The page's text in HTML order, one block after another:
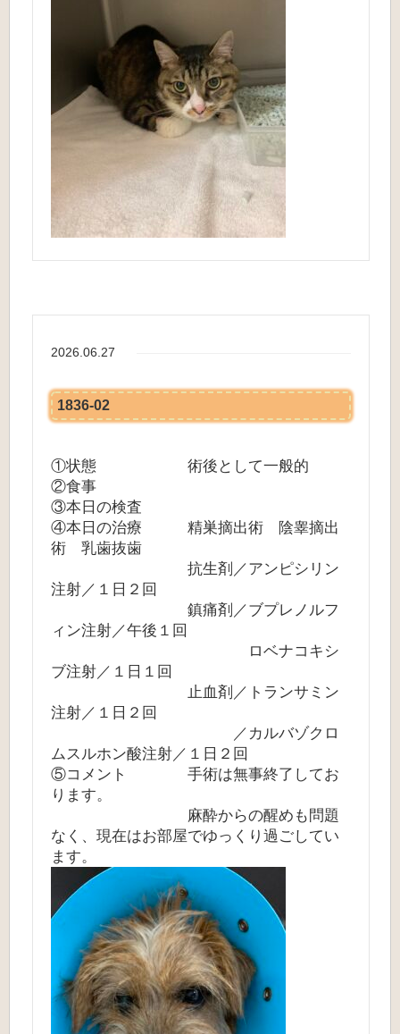
2026.06.27
1836-02
①状態 術後として一般的
②食事
③本日の検査
④本日の治療 精巣摘出術 陰睾摘出
術 乳歯抜歯
抗生剤／アンピシリン
注射／１日２回
鎮痛剤／ブプレノルフ
ィン注射／午後１回
ロベナコキシ
ブ注射／１日１回
止血剤／トランサミン
注射／１日２回
／カルバゾクロ
ムスルホン酸注射／１日２回
⑤コメント 手術は無事終了してお
ります。
麻酔からの醒めも問題
なく、現在はお部屋でゆっくり過ごしてい
ます。